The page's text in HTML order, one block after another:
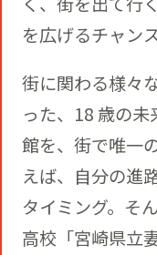
を広げるチャン
街に関わる様々
った、18 歳の
館を、街で唯一
えば、自分の進
タイミング。そ
高校「宮崎県立